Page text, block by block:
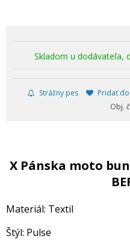
Skladom u dodávateľa,
Strážny pes Pridať
Obj.
X Pánska moto
Materiál: Textil
Štýl: Pulse